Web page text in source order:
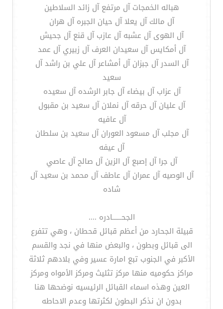
هباله الخمجات آل مرتفع آل زائد السلاطين
آل مالك آل يعلا آل حيان الجبره آل هران
آل الهوى آل عشبه آل عازب آل قنع آل جحيش
آل أمكايس آل سعيدان العرف آل زبيري آل عمد
آل السدر آل جبزان آل أمشاعر آل علي بن راشد آل
سعيد
آل عزاب آل بيضاء آل جابر الرشده آل سعيده
آل عليان آل حرقه آل نملان آل سعيد بن مقبول
آل عافيه
آل مجلب آل مسعود العوران آل سعيد بن سلطان
آل عيفه
آل جرا آل إصبع آل الزين آل صالح آل عاصي
آل الوصيه آل عمران آل عاطف آل محمد بن سعيد آل
شاده
الجحــــــادره ....
قبيلة الجحارد من أعظم قبائل قحطان ، وهي تتفرع
الى قبائل وبطون ، والبعض منها في نجد والقسم
الأكبر في الجنوب تبع امارة عسير وفي بلادهم ثلاثة
مراكز حكوميه منها مركز تثليث ومركز الأمواه ومركز
العين وهذه اسماء القبائل الرئيسيه نوضحها هنا
بدون ان نذكر البطون لكثرتها وعدم الاحاطه